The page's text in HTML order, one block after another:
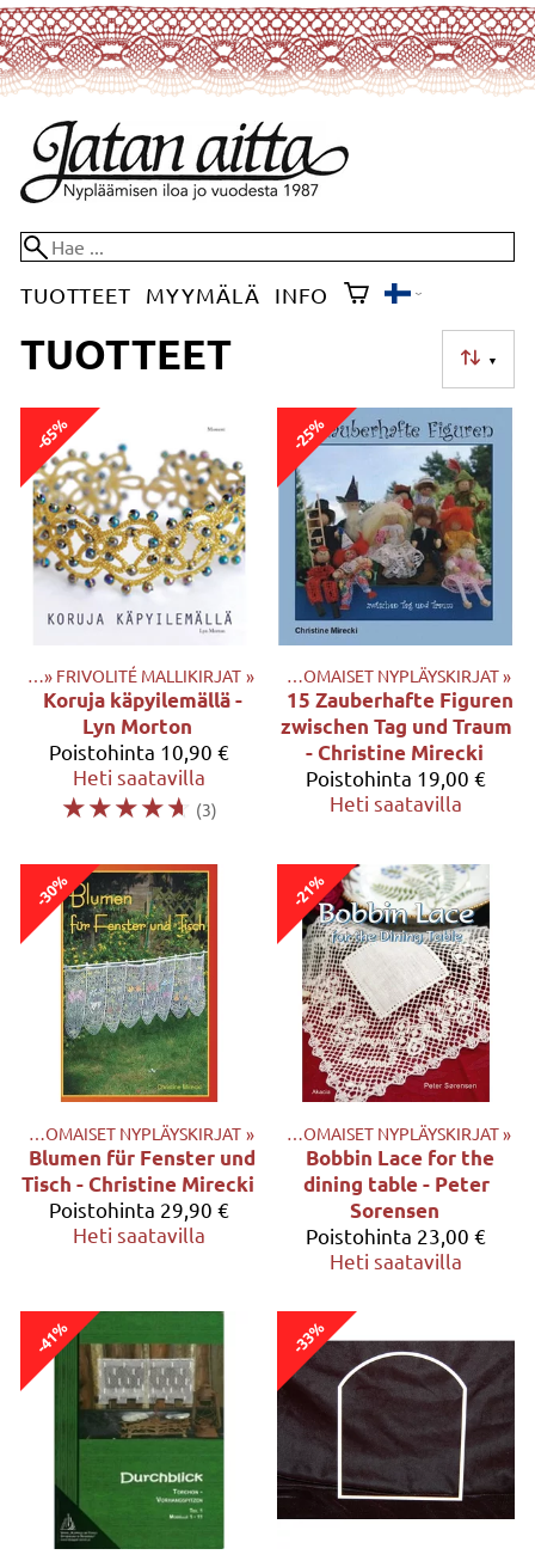
TUOTTEET MYYMÄLÄ INFO
▼
TUOTTEET
-65%
‪» FRIVOLITÉ MALLIKIRJAT ‪»
Koruja käpyilemällä -
Lyn Morton
Poistohinta 10,90 €
Heti saatavilla
☆☆☆☆☆ (3)
-25%
Tuotteet‪» KIRJAT ULKOMAISET NYPLÄYSKIRJAT‪»
15 Zauberhafte Figuren
zwischen Tag und Traum
- Christine Mirecki
Poistohinta 19,00 €
Heti saatavilla
-30%
ULKOMAISET NYPLÄYSKIRJAT ‪»
Blumen für Fenster und
Tisch - Christine Mirecki
Poistohinta 29,90 €
Heti saatavilla
-21%
Tuotteet‪» KIRJAT ULKOMAISET NYPLÄYSKIRJAT‪»
Bobbin Lace for the
dining table - Peter
Sorensen
Poistohinta 23,00 €
Heti saatavilla
-41% -33%